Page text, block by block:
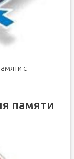
с
памяти